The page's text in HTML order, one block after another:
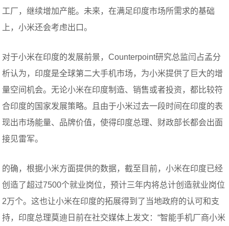
工厂，继续增加产能。未来，在满足印度市场所需求的基础
上，小米还会考虑出口。
对于小米在印度的发展前景，Counterpoint研究总监闫占孟分
析认为，印度是全球第二大手机市场，为小米提供了巨大的增
量空间机会。无论小米在印度制造、销售或者投资，都比较符
合印度的国家发展策略。且由于小米过去一段时间在印度的表
现出市场能量、品牌价值，使得印度总理、财政部长都会出面
接见雷军。
的确，根据小米方面提供的数据，截至目前，小米在印度已经
创造了超过7500个就业岗位，预计三年内将总计创造就业岗位
2万个。这也让小米在印度的拓展得到了当地政府的认可和支
持，印度总理莫迪日前在社交媒体上发文：“智能手机厂商小米